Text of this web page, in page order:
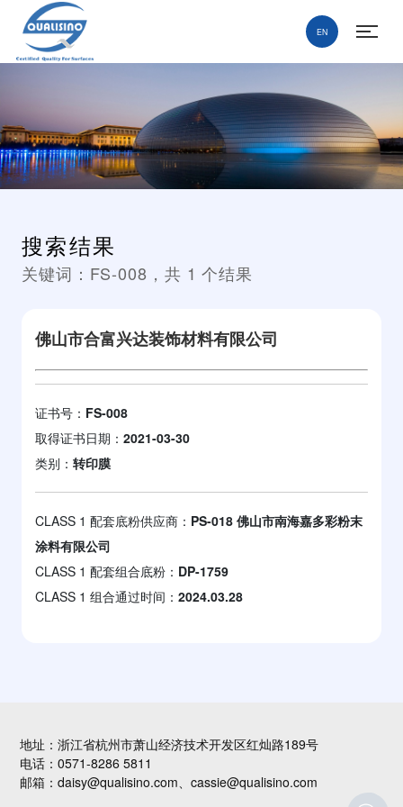
EN
搜索结果
关键词： FS-008 ，共 1 个结果
佛山市合富兴达装饰材料有限公司
证书号： FS-008
取得证书日期： 2021-03-30
类别： 转印膜
CLASS 1 配套底粉供应商： PS-018 佛山市南海嘉多彩粉末
涂料有限公司
CLASS 1 配套组合底粉： DP-1759
CLASS 1 组合通过时间： 2024.03.28
地址：浙江省杭州市萧山经济技术开发区红灿路189号
电话：0571-8286 5811
邮箱：daisy@qualisino.com、cassie@qualisino.com